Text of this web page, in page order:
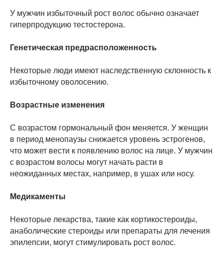
У мужчин избыточный рост волос обычно означает
гиперпродукцию тестостерона.
Генетическая предрасположенность
Некоторые люди имеют наследственную склонность к
избыточному оволосению.
Возрастные изменения
С возрастом гормональный фон меняется. У женщин
в период менопаузы снижается уровень эстрогенов,
что может вести к появлению волос на лице. У мужчин
с возрастом волосы могут начать расти в
неожиданных местах, например, в ушах или носу.
Медикаменты
Некоторые лекарства, такие как кортикостероиды,
анаболические стероиды или препараты для лечения
эпилепсии, могут стимулировать рост волос.